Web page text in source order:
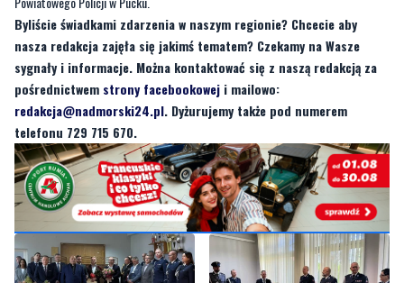
Byliście świadkami zdarzenia w naszym regionie? Chcecie aby
nasza redakcja zajęła się jakimś tematem? Czekamy na Wasze
sygnały i informacje. Można kontaktować się z naszą redakcją za
pośrednictwem strony facebookowej i mailowo:
redakcja@nadmorski24.pl. Dyżurujemy także pod numerem
telefonu 729 715 670.